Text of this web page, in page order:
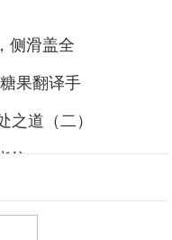
侧滑盖全
果翻译手
道（二）
纹
深V造
元机颜值